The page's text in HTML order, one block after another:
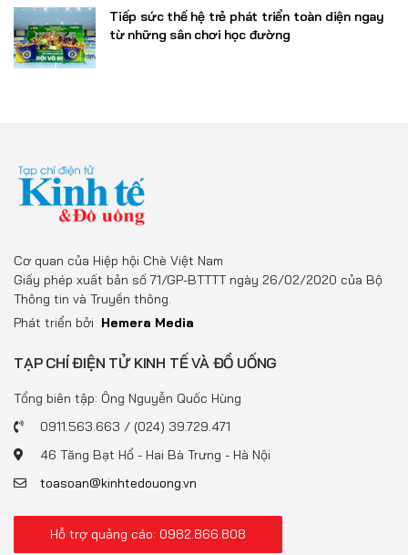
Tiếp sức thế hệ trẻ phát triển toàn diện ngay
từ những sân chơi học đường
Cơ quan của Hiệp hội Chè Việt Nam
Giấy phép xuất bản số 71/GP-BTTTT ngày 26/02/2020 của Bộ
Thông tin và Truyền thông.
Phát triển bởi Hemera Media
TẠP CHÍ ĐIỆN TỬ KINH TẾ VÀ ĐỒ UỐNG
Tổng biên tập: Ông Nguyễn Quốc Hùng
0911.563.663 / (024) 39.729.471
46 Tăng Bạt Hổ - Hai Bà Trưng - Hà Nội
toasoan@kinhtedouong.vn
Hỗ trợ quảng cáo: 0982.866.808